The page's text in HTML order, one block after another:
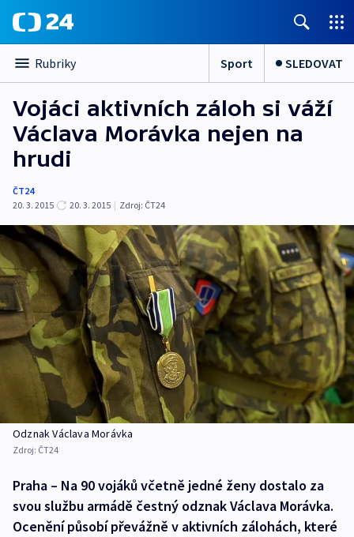
Rubriky Sport SLEDOVAT
Vojáci aktivních záloh si váží
Václava Morávka nejen na
hrudi
ČT24
20. 3. 2015
20. 3. 2015 | Zdroj: ČT24
Odznak Václava Morávka
Zdroj: ČT24
Praha – Na 90 vojáků včetně jedné ženy dostalo za
svou službu armádě čestný odznak Václava Morávka.
Ocenění působí převážně v aktivních zálohách, které